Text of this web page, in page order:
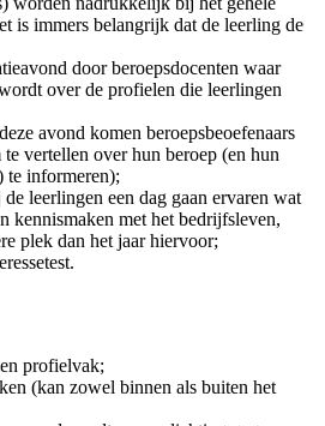
is immers belangrijk dat de leerling de
door beroepsdocenten waar
over de profielen die leerlingen
avond komen beroepsbeoefenaars
vertellen over hun beroep (en hun
te informeren);
leerlingen een dag gaan ervaren wat
kennismaken met het bedrijfsleven,
plek dan het jaar hiervoor;
profielvak;
(kan zowel binnen als buiten het